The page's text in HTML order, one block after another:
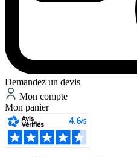
Demandez un devis
Mon compte
Mon panier